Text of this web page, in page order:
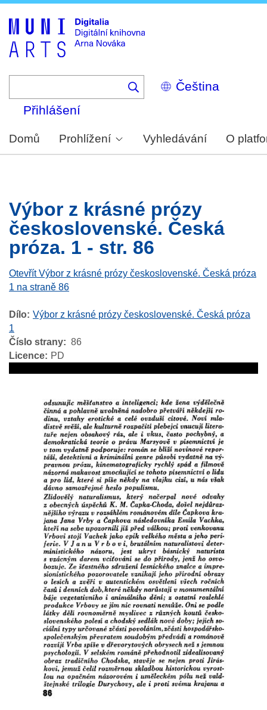
Select
your
Přihlášení
Domů Prohlížení Vyhledávání O
Výbor z krásné prózy
československé. Česká
próza. 1 - str. 86
Otevřít Výbor z krásné prózy československé. Česká próza
1 na straně 86
Dílo Výbor z krásné prózy československé. Česká próza
1
Číslo strany
86
Licence
PD